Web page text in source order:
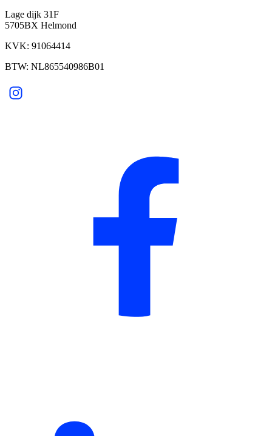
Lage dijk 31F
5705BX Helmond
KVK: 91064414
BTW: NL865540986B01